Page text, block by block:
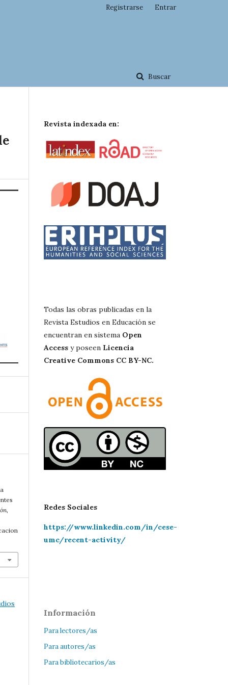
Buscar
Registrarse Entrar
,
Revista indexada en:
Todas las obras publicadas en la
Revista Estudios en Educación se
encuentran en sistema Open
Access y poseen Licencia
Creative Commons CC BY-NC.
Redes Sociales
https://www.linkedin.com/in/cese-
umc/recent-activity/
Información
Para lectores/as
Para autores/as
Para bibliotecarios/as